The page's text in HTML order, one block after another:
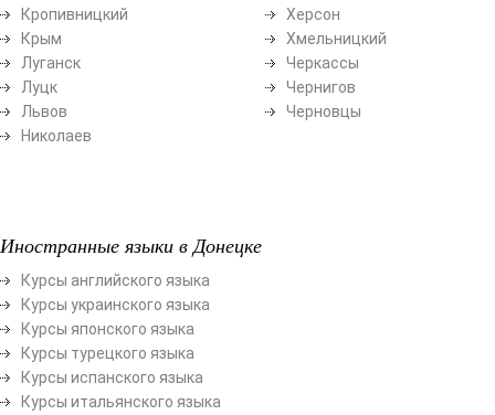
Кропивницкий
Крым
Луганск
Луцк
Львов
Николаев
Херсон
Хмельницкий
Черкассы
Чернигов
Черновцы
Иностранные языки в Донецке
Курсы английского языка
Курсы украинского языка
Курсы японского языка
Курсы турецкого языка
Курсы испанского языка
Курсы итальянского языка